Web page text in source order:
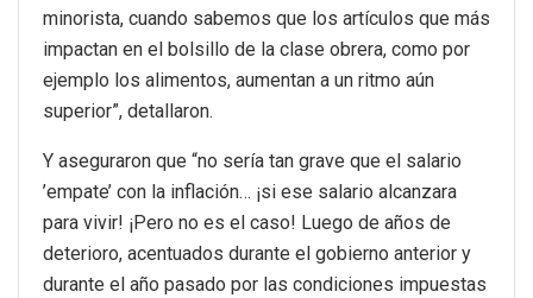
minorista, cuando sabemos que los artículos que más
impactan en el bolsillo de la clase obrera, como por
ejemplo los alimentos, aumentan a un ritmo aún
superior”, detallaron.
Y aseguraron que “no sería tan grave que el salario
’empate’ con la inflación… ¡si ese salario alcanzara
para vivir! ¡Pero no es el caso! Luego de años de
deterioro, acentuados durante el gobierno anterior y
durante el año pasado por las condiciones impuestas